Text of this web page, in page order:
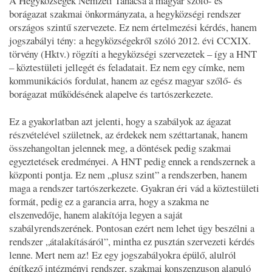
borágazat szakmai önkormányzata, a hegyközségi rendszer
országos szintű szervezete. Ez nem értelmezési kérdés, hanem
jogszabályi tény: a hegyközségekről szóló 2012. évi CCXIX.
törvény (Hktv.) rögzíti a hegyközségi szervezetek – így a HNT
– köztestületi jellegét és feladatait. Ez nem egy címke, nem
kommunikációs fordulat, hanem az egész magyar szőlő- és
borágazat működésének alapelve és tartószerkezete.
Ez a gyakorlatban azt jelenti, hogy a szabályok az ágazat
részvételével születnek, az érdekek nem széttartanak, hanem
összehangoltan jelennek meg, a döntések pedig szakmai
egyeztetések eredményei. A HNT pedig ennek a rendszernek a
központi pontja. Ez nem „plusz szint” a rendszerben, hanem
maga a rendszer tartószerkezete. Gyakran éri vád a köztestületi
formát, pedig ez a garancia arra, hogy a szakma ne
elszenvedője, hanem alakítója legyen a saját
szabályrendszerének. Pontosan ezért nem lehet úgy beszélni a
rendszer „átalakításáról”, mintha ez pusztán szervezeti kérdés
lenne. Mert nem az! Ez egy jogszabályokra épülő, alulról
építkező intézményi rendszer, szakmai konszenzuson alapuló